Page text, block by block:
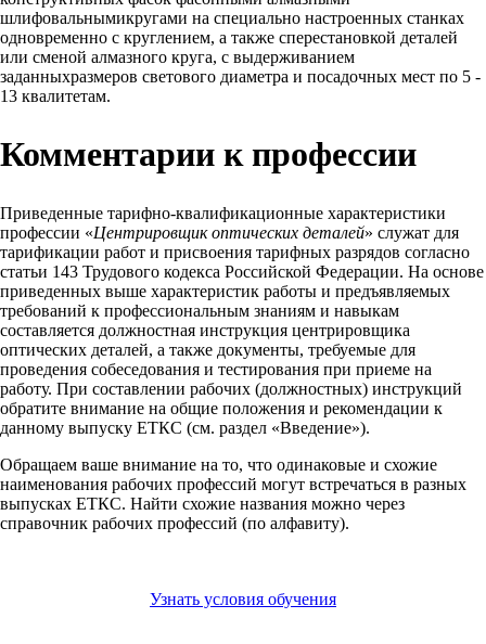
шлифовальнымикругами на специально настроенных станках
одновременно с круглением, а также сперестановкой деталей
или сменой алмазного круга, с выдерживанием
заданныхразмеров светового диаметра и посадочных мест по 5 -
13 квалитетам.
Комментарии к профессии
Приведенные тарифно-квалификационные характеристики
профессии «Центрировщик оптических деталей» служат для
тарификации работ и присвоения тарифных разрядов согласно
статьи 143 Трудового кодекса Российской Федерации. На основе
приведенных выше характеристик работы и предъявляемых
требований к профессиональным знаниям и навыкам
составляется должностная инструкция центрировщика
оптических деталей, а также документы, требуемые для
проведения собеседования и тестирования при приеме на
работу. При составлении рабочих (должностных) инструкций
обратите внимание на общие положения и рекомендации к
данному выпуску ЕТКС (см. раздел «Введение»).
Обращаем ваше внимание на то, что одинаковые и схожие
наименования рабочих профессий могут встречаться в разных
выпусках ЕТКС. Найти схожие названия можно через
справочник рабочих профессий (по алфавиту).
Узнать условия обучения